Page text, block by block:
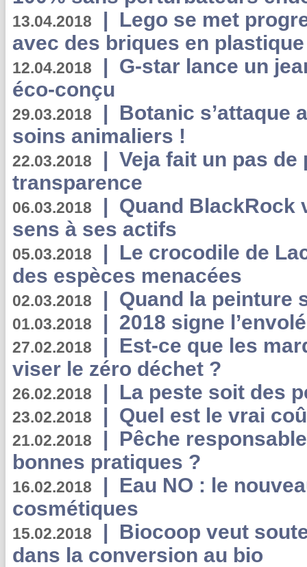
13.04.2018 | Lego se met
avec des briques en
12.04.2018 | G-star lance un
éco-conçu
29.03.2018 | Botanic s’attaque
soins animaliers !
22.03.2018 | Veja fait un pas de
transparence
06.03.2018 | Quand BlackRock
sens à ses actifs
05.03.2018 | Le crocodile de
des espèces menacées
02.03.2018 | Quand la peinture
01.03.2018 | 2018 signe
27.02.2018 | Est-ce que les
viser le zéro déchet ?
26.02.2018 | La peste soit des
23.02.2018 | Quel est le vrai
21.02.2018 | Pêche
bonnes pratiques ?
16.02.2018 | Eau NO : le
cosmétiques
15.02.2018 | Biocoop veut
dans la conversion au bio